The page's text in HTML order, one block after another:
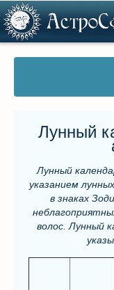
Лунный
Лунный
указанием
в знаках
волос. Лунный